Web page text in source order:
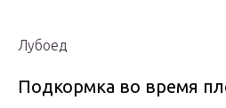
Лубоед
Подкормка во время